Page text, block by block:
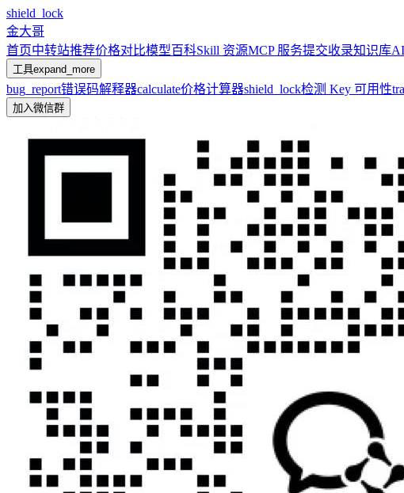
shield_lock
金大哥
首页中转站推荐价格对比模型百科Skill 资源MCP 服务提交收录知识库
工具expand_more
bug_report错误码解释器calculate价格计算器shield_lock检测 Key 可用性
加入微信群